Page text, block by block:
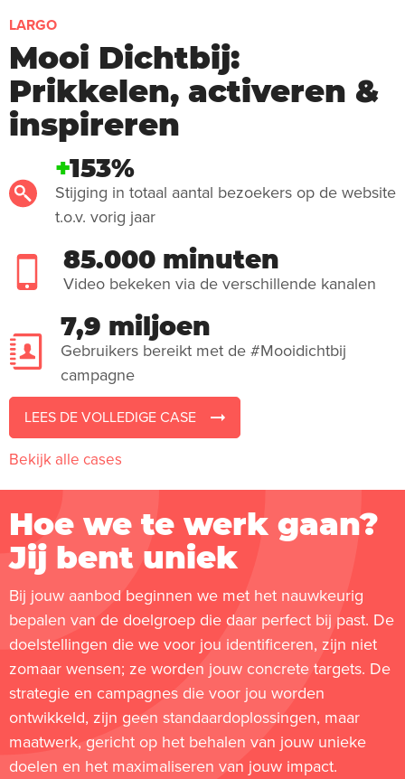
LARGO
Mooi Dichtbij:
Prikkelen, activeren &
inspireren
+153%
Stijging in totaal aantal bezoekers op de website
t.o.v. vorig jaar
85.000 minuten
Video bekeken via de verschillende kanalen
7,9 miljoen
Gebruikers bereikt met de #Mooidichtbij
campagne
LEES DE VOLLEDIGE CASE
Bekijk alle cases
Hoe we te werk gaan?
Jij bent uniek
Bij jouw aanbod beginnen we met het nauwkeurig
bepalen van de doelgroep die daar perfect bij past. De
doelstellingen die we voor jou identificeren, zijn niet
zomaar wensen; ze worden jouw concrete targets. De
strategie en campagnes die voor jou worden
ontwikkeld, zijn geen standaardoplossingen, maar
maatwerk, gericht op het behalen van jouw unieke
doelen en het maximaliseren van jouw impact.